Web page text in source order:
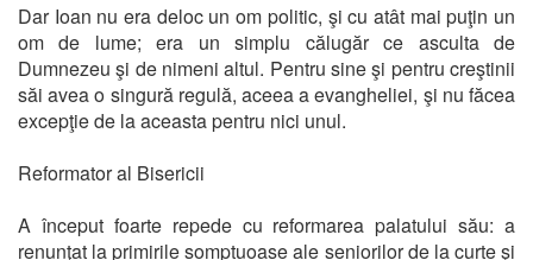
Dar Ioan nu era deloc un om politic, şi cu atât mai puţin un
om de lume; era un simplu călugăr ce asculta de
Dumnezeu şi de nimeni altul. Pentru sine şi pentru creştinii
săi avea o singură regulă, aceea a evangheliei, şi nu făcea
excepţie de la aceasta pentru nici unul.
Reformator al Bisericii
A început foarte repede cu reformarea palatului său: a
renunţat la primirile somptuoase ale seniorilor de la curte şi